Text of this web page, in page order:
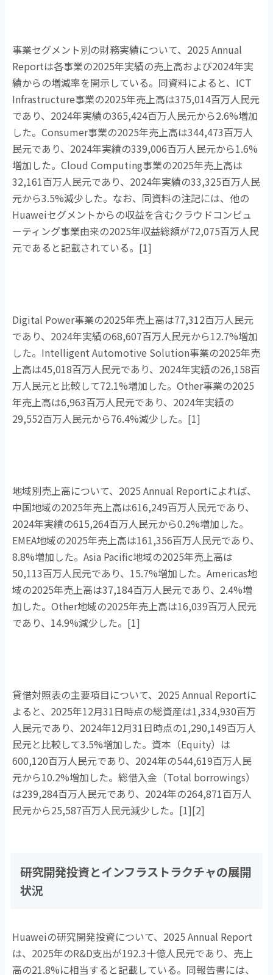
事業セグメント別の財務実績について、 2025 Annual
Reportは各事業の2025年実績の売上高および2024年実
績からの増減率を開示している。同資料によると、 ICT
Infrastructure事業の2025年売上高は375,014百万人民元
であり、 2024年実績の365,424百万人民元から2.6%増加
した。Consumer事業の2025年売上高は344,473百万人
民元であり、 2024年実績の339,006百万人民元から1.6%
増加した。Cloud Computing事業の2025年売上高は
32,161百万人民元であり、 2024年実績の33,325百万人民
元から3.5%減少した。なお、同資料の注記には、他の
Huaweiセグメントからの収益を含むクラウドコンピュ
ーティング事業由来の2025年収益総額が72,075百万人民
元であると記載されている。 [1]
Digital Power事業の2025年売上高は77,312百万人民元
であり、 2024年実績の68,607百万人民元から12.7%増加
した。 Intelligent Automotive Solution事業の2025年売
上高は45,018百万人民元であり、 2024年実績の26,158百
万人民元と比較して72.1%増加した。Other事業の2025
年売上高は6,963百万人民元であり、 2024年実績の
29,552百万人民元から76.4%減少した。 [1]
地域別売上高について、 2025 Annual Reportによれば、
中国地域の2025年売上高は616,249百万人民元であり、
2024年実績の615,264百万人民元から0.2%増加した。
EMEA地域の2025年売上高は161,356百万人民元であり、
8.8%増加した。Asia Pacific地域の2025年売上高は
50,113百万人民元であり、 15.7%増加した。Americas地
域の2025年売上高は37,184百万人民元であり、 2.4%増
加した。Other地域の2025年売上高は16,039百万人民元
であり、 14.9%減少した。 [1]
貸借対照表の主要項目について、 2025 Annual Reportに
よると、 2025年12月31日時点の総資産は1,334,930百万
人民元であり、 2024年12月31日時点の1,290,149百万人
民元と比較して3.5%増加した。資本（Equity）は
600,120百万人民元であり、 2024年の544,619百万人民
元から10.2%増加した。総借入金（Total borrowings）
は239,284百万人民元であり、 2024年の264,871百万人
民元から25,587百万人民元減少した。 [1][2]
研究開発投資とインフラストラクチャの展開
状況
Huaweiの研究開発投資について、 2025 Annual Report
は、 2025年のR&D支出が192.3十億人民元であり、売上
高の21.8%に相当すると記載している。同報告書には、